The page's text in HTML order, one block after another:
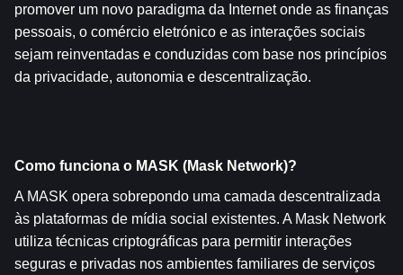
promover um novo paradigma da Internet onde as finanças
pessoais, o comércio eletrónico e as interações sociais
sejam reinventadas e conduzidas com base nos princípios
da privacidade, autonomia e descentralização.
Como funciona o MASK (Mask Network)?
A MASK opera sobrepondo uma camada descentralizada
às plataformas de mídia social existentes. A Mask Network
utiliza técnicas criptográficas para permitir interações
seguras e privadas nos ambientes familiares de serviços